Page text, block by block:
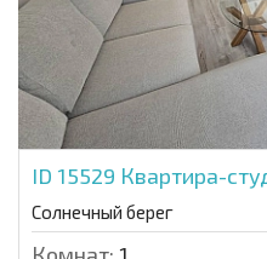
ID 15529 Квартира-
Солнечный берег